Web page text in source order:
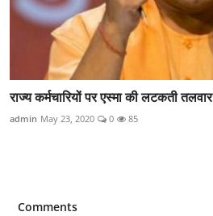
राज्य कर्मचारियों पर एस्मा की लटकती तलवार
admin May 23, 2020 0 85
Comments